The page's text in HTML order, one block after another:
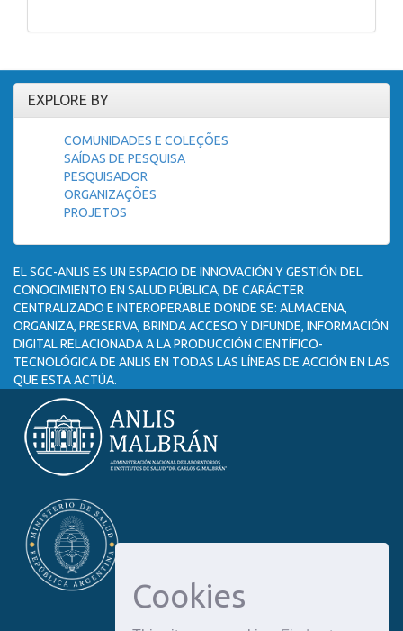
Cookies
EXPLORE BY
COMUNIDADES E COLEÇÕES
SAÍDAS DE PESQUISA
PESQUISADOR
ORGANIZAÇÕES
PROJETOS
EL SGC-ANLIS ES UN ESPACIO DE INNOVACIÓN Y GESTIÓN DEL
CONOCIMIENTO EN SALUD PÚBLICA, DE CARÁCTER
CENTRALIZADO E INTEROPERABLE DONDE SE: ALMACENA,
ORGANIZA, PRESERVA, BRINDA ACCESO Y DIFUNDE, INFORMACIÓN
DIGITAL RELACIONADA A LA PRODUCCIÓN CIENTÍFICO-
TECNOLÓGICA DE ANLIS EN TODAS LAS LÍNEAS DE ACCIÓN EN LAS
QUE ESTA ACTÚA.